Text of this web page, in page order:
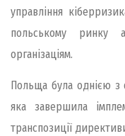
управління
польському ринку
організаціям.
Польща була однією з
яка завершила
транспозиції